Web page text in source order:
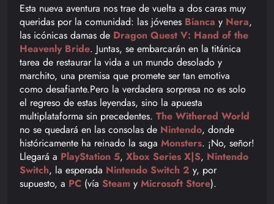
Esta nueva aventura nos trae de vuelta a dos caras muy
queridas por la comunidad: las jóvenes Bianca y Nera,
las icónicas damas de Dragon Quest V: Hand of the
Heavenly Bride. Juntas, se embarcarán en la titánica
tarea de restaurar la vida a un mundo desolado y
marchito, una premisa que promete ser tan emotiva
como desafiante.Pero la verdadera sorpresa no es solo
el regreso de estas leyendas, sino la apuesta
multiplataforma sin precedentes. The Withered World
no se quedará en las consolas de Nintendo, donde
históricamente ha reinado la saga Monsters. ¡No, señor!
Llegará a PlayStation 5, Xbox Series X|S, Nintendo
Switch, la esperada Nintendo Switch 2 y, por
supuesto, a PC (vía Steam y Microsoft Store).